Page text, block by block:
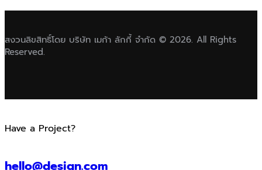
สงวนลิขสิทธิ์โดย บริษัท เมก้า ลักกี้ จำกัด © 2026. All Rights
Reserved.
Have a Project?
hello@design.com